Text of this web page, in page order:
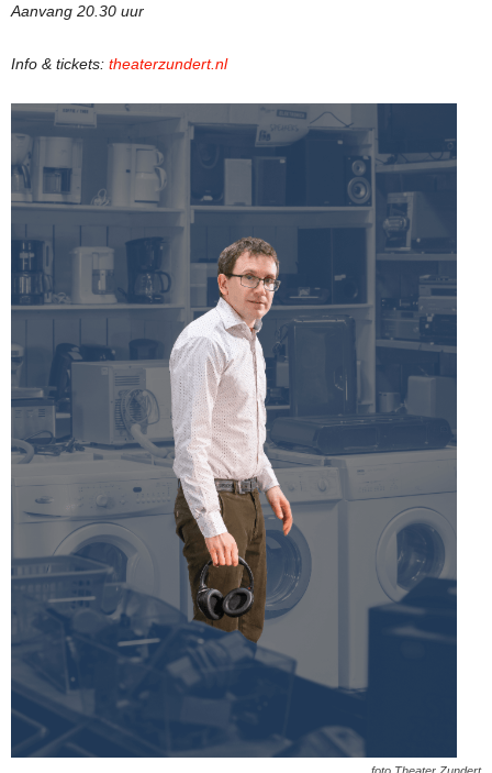
Aanvang 20.30 uur
Info & tickets: theaterzundert.nl